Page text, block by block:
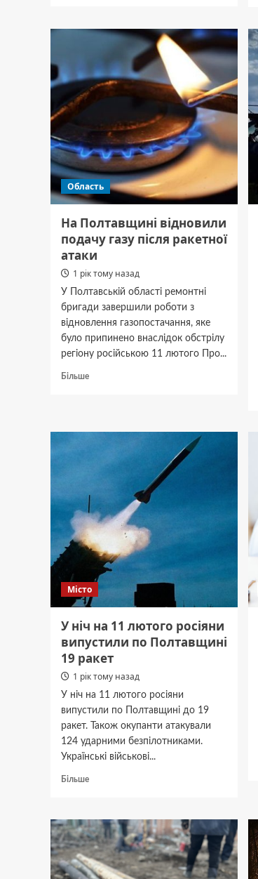
зафіксували
магнітудою
3,1 бала
Область
На Полтавщині відновили
подачу газу після ракетної
атаки
1 рік тому назад
У Полтавській області ремонтні
бригади завершили роботи з
відновлення газопостачання, яке
було припинено внаслідок обстрілу
регіону російською 11 лютого Про...
БільшеДокладніше
атаки
Місто
У ніч на 11 лютого росіяни
випустили по Полтавщині
19 ракет
1 рік тому назад
У ніч на 11 лютого росіяни
випустили по Полтавщині до 19
ракет. Також окупанти атакували
124 ударними безпілотниками.
Українські військові...
БільшеДокладніше
на
11
лютого
росіяни